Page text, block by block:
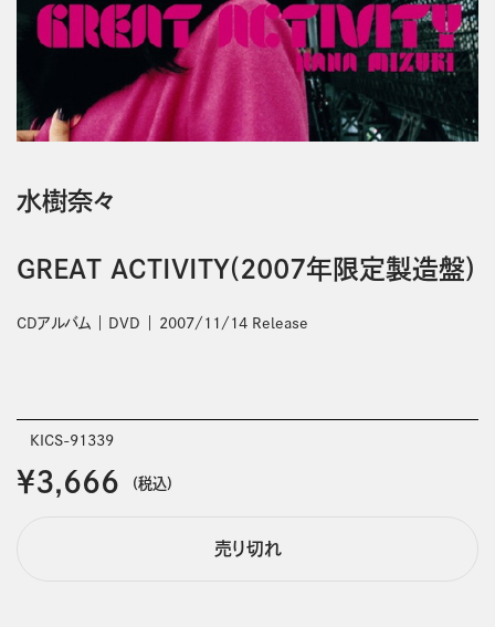
水樹奈々
GREAT ACTIVITY(2007年限定製造盤)
CDアルバム DVD 2007/11/14 Release
KICS-91339
￥3,666 (税込)
売り切れ